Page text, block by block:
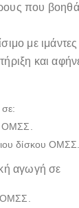
που
με
και
ΟΜΣΣ.
δίσκου ΟΜΣΣ.
αγωγή σε
ΟΜΣΣ.